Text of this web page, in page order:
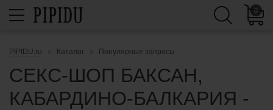
0
PIPIDU.ru Каталог Популярные запросы
СЕКС-ШОП БАКСАН,
КАБАРДИНО-БАЛКАРИЯ -